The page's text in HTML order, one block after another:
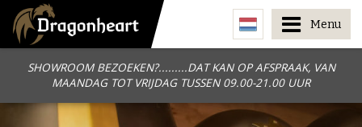
SHOWROOM BEZOEKEN?.........DAT KAN OP AFSPRAAK, VAN
MAANDAG TOT VRIJDAG TUSSEN 09.00-21.00 UUR
Menu